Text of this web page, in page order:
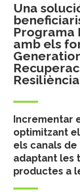
Una
Programa
amb els
Incrementar
optimitzant
els canals
adaptant les
productes a